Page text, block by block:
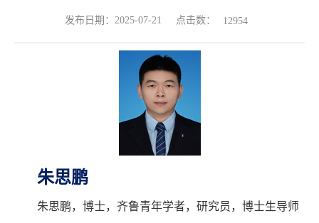
发布日期：2025-07-21 点击数： 12954
朱思鹏
朱思鹏，博士，齐鲁青年学者，研究员，博士生导师